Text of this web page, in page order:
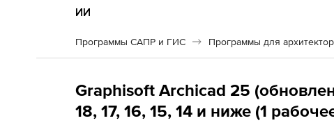
ИИ
Программы САПР и ГИС Программы для
Graphisoft Archicad 25
18, 17, 16, 15, 14 и ниже (1